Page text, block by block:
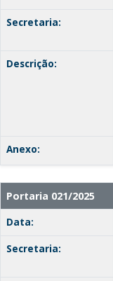
Secretaria:
Descrição:
Anexo:
Portaria 021/2025
Data:
Secretaria: